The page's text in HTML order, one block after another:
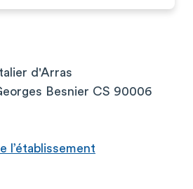
d'Arras
Besnier CS 90006
l’établissement